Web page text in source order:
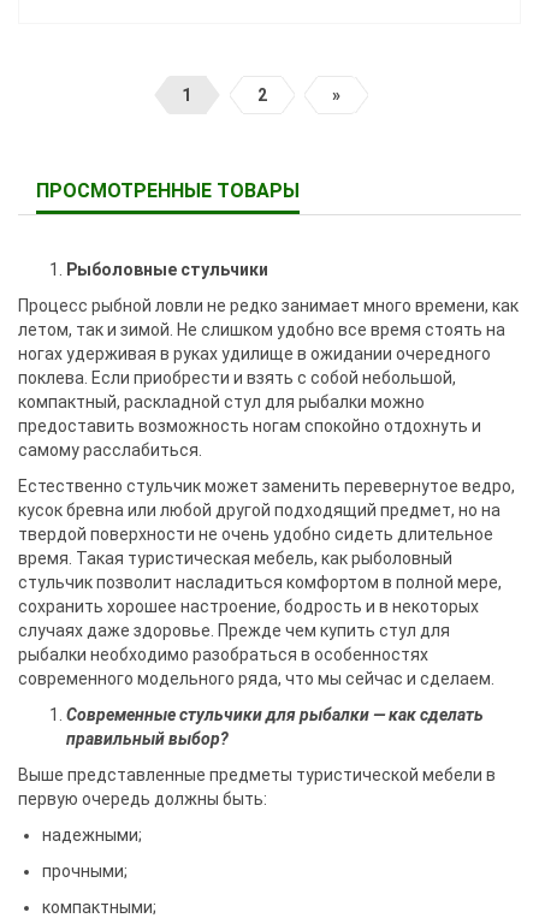
1 2 »
ПРОСМОТРЕННЫЕ ТОВАРЫ
Рыболовные стульчики
Процесс рыбной ловли не редко занимает много времени, как
летом, так и зимой. Не слишком удобно все время стоять на
ногах удерживая в руках удилище в ожидании очередного
поклева. Если приобрести и взять с собой небольшой,
компактный, раскладной стул для рыбалки можно
предоставить возможность ногам спокойно отдохнуть и
самому расслабиться.
Естественно стульчик может заменить перевернутое ведро,
кусок бревна или любой другой подходящий предмет, но на
твердой поверхности не очень удобно сидеть длительное
время. Такая туристическая мебель, как рыболовный
стульчик позволит насладиться комфортом в полной мере,
сохранить хорошее настроение, бодрость и в некоторых
случаях даже здоровье. Прежде чем купить стул для
рыбалки необходимо разобраться в особенностях
современного модельного ряда, что мы сейчас и сделаем.
Современные стульчики для рыбалки — как сделать
правильный выбор?
Выше представленные предметы туристической мебели в
первую очередь должны быть:
надежными;
прочными;
компактными;